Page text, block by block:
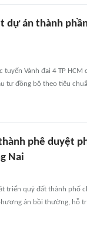
dự án thành
tuyến Vành đai 4 TP
tư đồng bộ theo tiêu
phê duyệt
Nai
triển quỹ đất thành
án bồi thường, hỗ